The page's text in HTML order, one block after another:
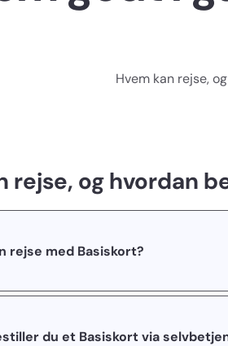
Hvem kan rejse,
rejse, og hvordan
rejse med Basiskort?
du et Basiskort via